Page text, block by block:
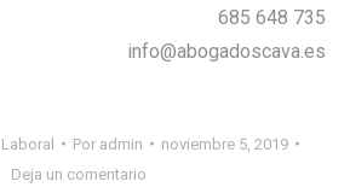
685 648 735
info@abogadoscava.es
Laboral Por admin
noviembre 5, 2019
Deja un comentario